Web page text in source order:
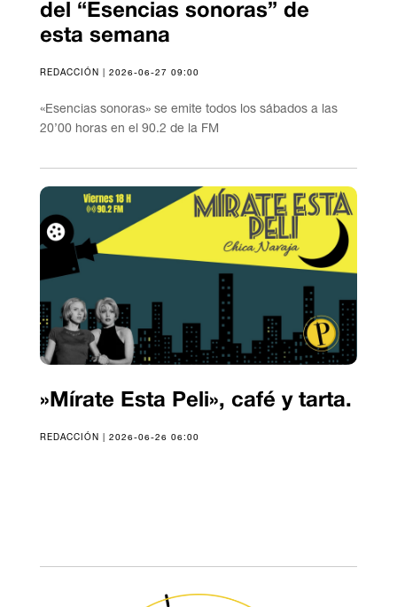
del “Esencias sonoras” de
esta semana
REDACCIÓN | 2026-06-27 09:00
«Esencias sonoras» se emite todos los sábados a las
20’00 horas en el 90.2 de la FM
»Mírate Esta Peli», café y tarta.
REDACCIÓN | 2026-06-26 06:00